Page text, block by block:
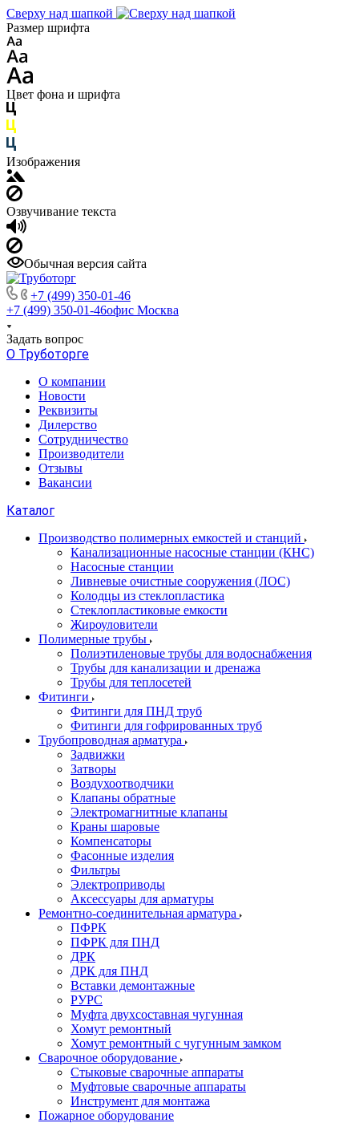
Сверху над шапкой
Размер шрифта
Цвет фона и шрифта
Изображения
Озвучивание текста
Обычная версия сайта
+7 (499) 350-01-46
+7 (499) 350-01-46офис Москва
Задать вопрос
О Труботорге
О компании
Новости
Реквизиты
Дилерство
Сотрудничество
Производители
Отзывы
Вакансии
Каталог
Производство полимерных емкостей и станций
Канализационные насосные станции (КНС)
Насосные станции
Ливневые очистные сооружения (ЛОС)
Колодцы из стеклопластика
Стеклопластиковые емкости
Жироуловители
Полимерные трубы
Полиэтиленовые трубы для водоснабжения
Трубы для канализации и дренажа
Трубы для теплосетей
Фитинги
Фитинги для ПНД труб
Фитинги для гофрированных труб
Трубопроводная арматура
Задвижки
Затворы
Воздухоотводчики
Клапаны обратные
Электромагнитные клапаны
Краны шаровые
Компенсаторы
Фасонные изделия
Фильтры
Электроприводы
Аксессуары для арматуры
Ремонтно-соединительная арматура
ПФРК
ПФРК для ПНД
ДРК
ДРК для ПНД
Вставки демонтажные
РУРС
Муфта двухсоставная чугунная
Хомут ремонтный
Хомут ремонтный с чугунным замком
Сварочное оборудование
Стыковые сварочные аппараты
Муфтовые сварочные аппараты
Инструмент для монтажа
Пожарное оборудование